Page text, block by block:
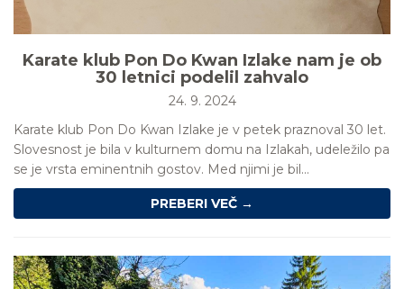
Karate klub Pon Do Kwan Izlake nam je ob
30 letnici podelil zahvalo
24. 9. 2024
Karate klub Pon Do Kwan Izlake je v petek praznoval 30 let.
Slovesnost je bila v kulturnem domu na Izlakah, udeležilo pa
se je vrsta eminentnih gostov. Med njimi je bil...
PREBERI VEČ →